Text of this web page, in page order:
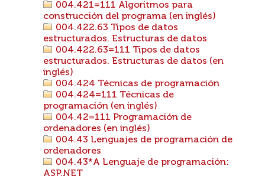
004.421=111 Algoritmos para
construcción del programa (en inglés)
004.422.63 Tipos de datos
estructurados. Estructuras de datos
004.422.63=111 Tipos de datos
estructurados. Estructuras de datos (en
inglés)
004.424 Técnicas de programación
004.424=111 Técnicas de
programación (en inglés)
004.42=111 Programación de
ordenadores (en inglés)
004.43 Lenguajes de programación de
ordenadores
004.43*A Lenguaje de programación:
ASP.NET